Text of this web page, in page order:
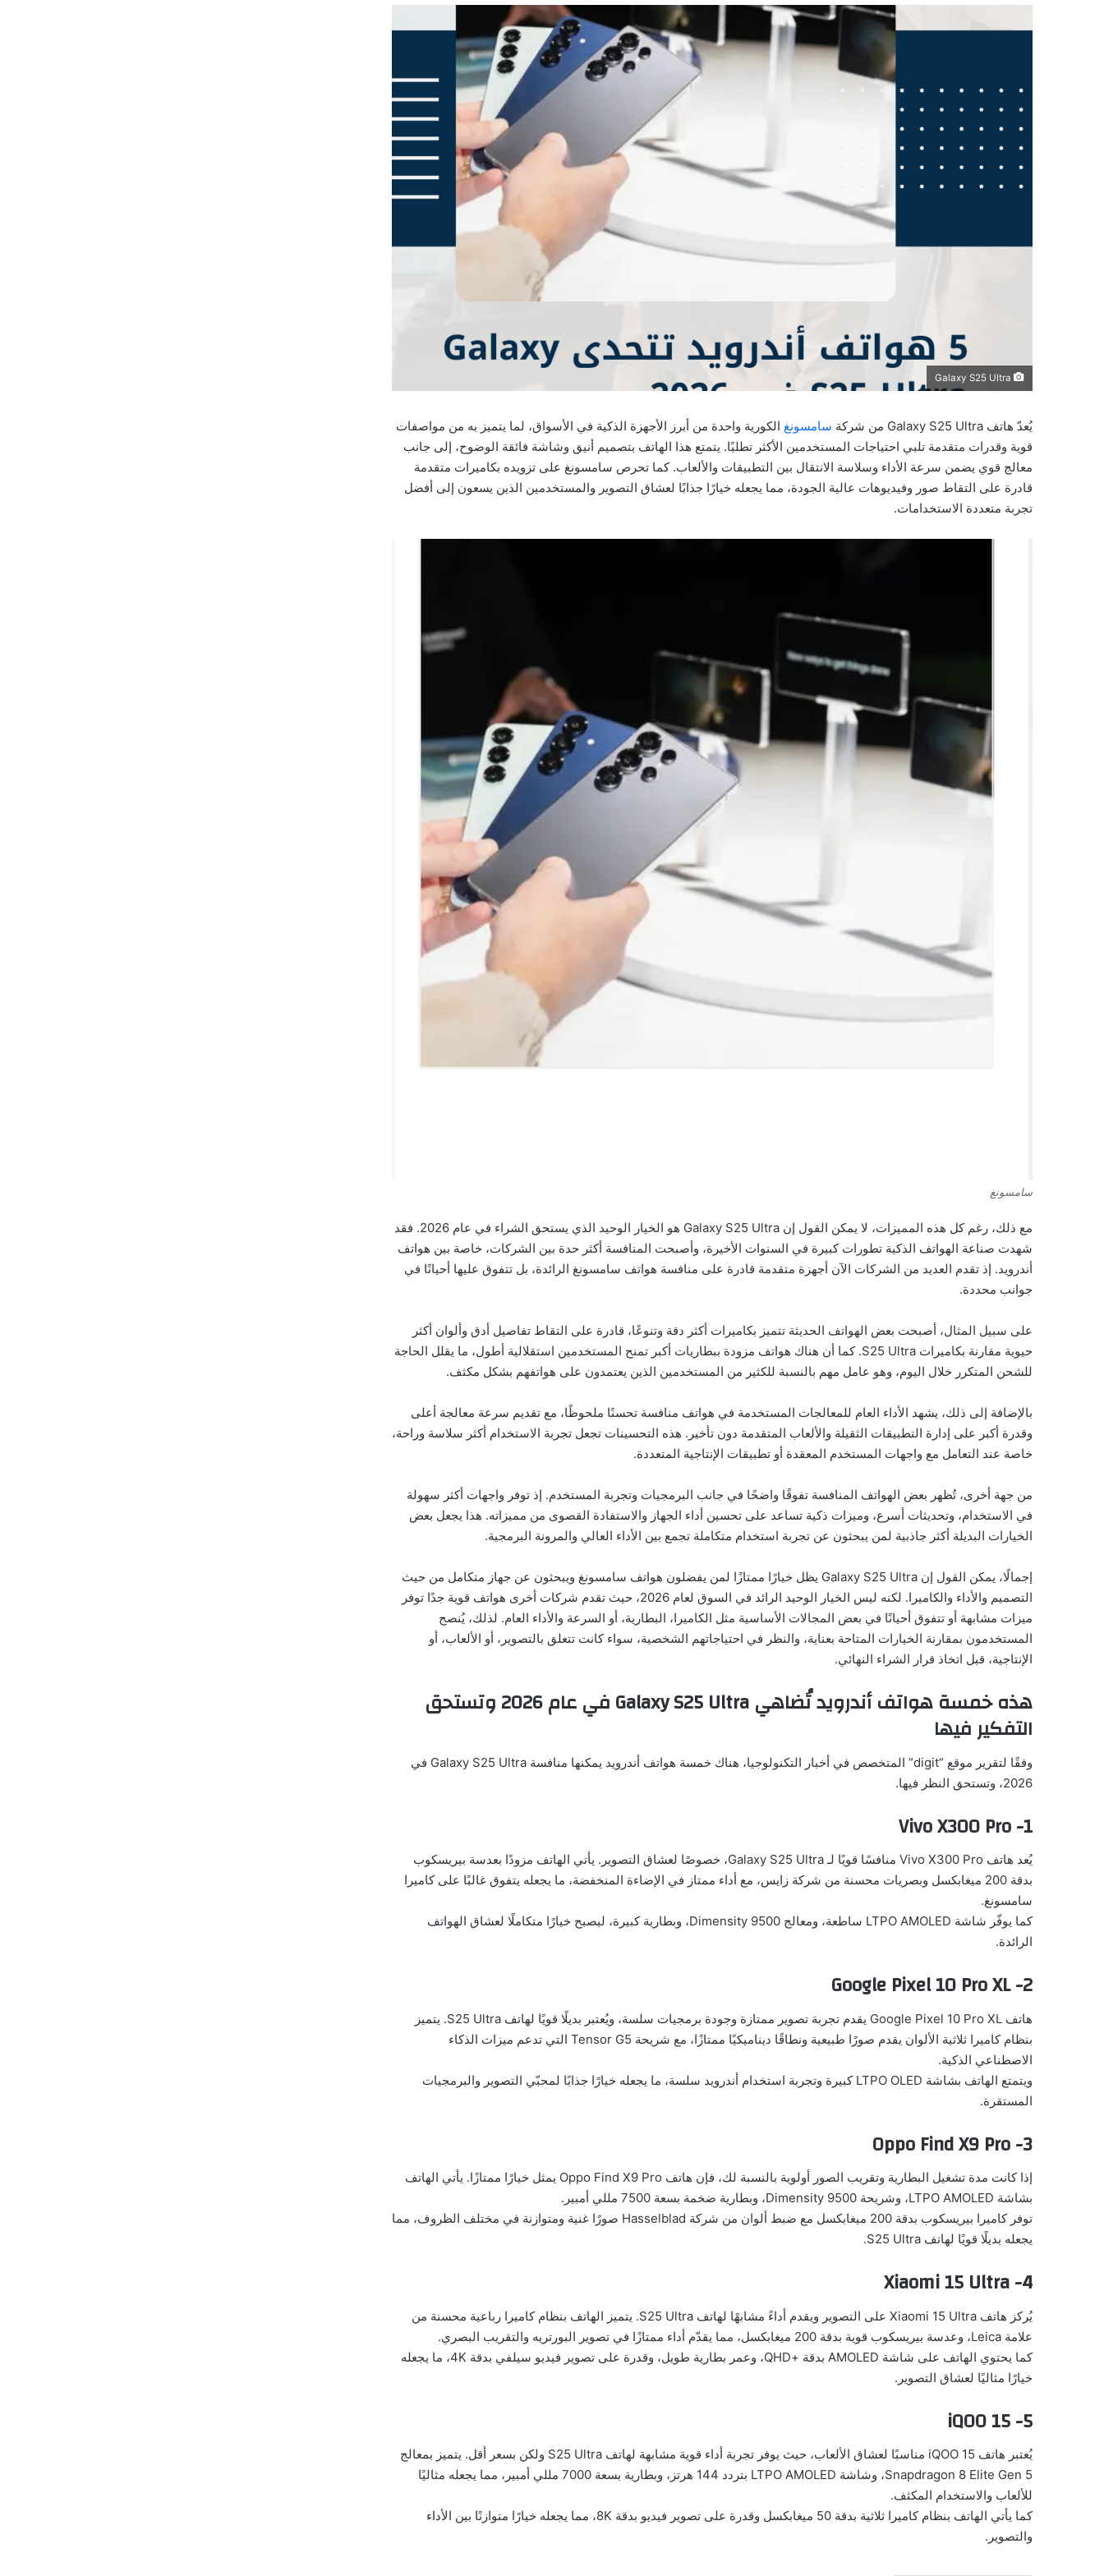
يُعدّ هاتف Galaxy S25 Ultra من شركة سامسونغ الكورية واحدة من أبرز الأجهزة الذكية في الأسواق، لما يتميز به من مواصفات
قوية وقدرات متقدمة تلبي احتياجات المستخدمين الأكثر تطلبًا. يتمتع هذا الهاتف بتصميم أنيق وشاشة فائقة الوضوح، إلى جانب
معالج قوي يضمن سرعة الأداء وسلاسة الانتقال بين التطبيقات والألعاب. كما تحرص سامسونغ على تزويده بكاميرات متقدمة
قادرة على التقاط صور وفيديوهات عالية الجودة، مما يجعله خيارًا جذابًا لعشاق التصوير والمستخدمين الذين يسعون إلى أفضل
تجربة متعددة الاستخدامات.
سامسونغ
مع ذلك، رغم كل هذه المميزات، لا يمكن القول إن Galaxy S25 Ultra هو الخيار الوحيد الذي يستحق الشراء في عام 2026. فقد
شهدت صناعة الهواتف الذكية تطورات كبيرة في السنوات الأخيرة، وأصبحت المنافسة أكثر حدة بين الشركات، خاصة بين هواتف
أندرويد. إذ تقدم العديد من الشركات الآن أجهزة متقدمة قادرة على منافسة هواتف سامسونغ الرائدة، بل تتفوق عليها أحيانًا في
جوانب محددة.
على سبيل المثال، أصبحت بعض الهواتف الحديثة تتميز بكاميرات أكثر دقة وتنوعًا، قادرة على التقاط تفاصيل أدق وألوان أكثر
حيوية مقارنة بكاميرات S25 Ultra. كما أن هناك هواتف مزودة ببطاريات أكبر تمنح المستخدمين استقلالية أطول، ما يقلل الحاجة
للشحن المتكرر خلال اليوم، وهو عامل مهم بالنسبة للكثير من المستخدمين الذين يعتمدون على هواتفهم بشكل مكثف.
بالإضافة إلى ذلك، يشهد الأداء العام للمعالجات المستخدمة في هواتف منافسة تحسنًا ملحوظًا، مع تقديم سرعة معالجة أعلى
وقدرة أكبر على إدارة التطبيقات الثقيلة والألعاب المتقدمة دون تأخير. هذه التحسينات تجعل تجربة الاستخدام أكثر سلاسة وراحة،
خاصة عند التعامل مع واجهات المستخدم المعقدة أو تطبيقات الإنتاجية المتعددة.
من جهة أخرى، تُظهر بعض الهواتف المنافسة تفوقًا واضحًا في جانب البرمجيات وتجربة المستخدم. إذ توفر واجهات أكثر سهولة
في الاستخدام، وتحديثات أسرع، وميزات ذكية تساعد على تحسين أداء الجهاز والاستفادة القصوى من مميزاته. هذا يجعل بعض
الخيارات البديلة أكثر جاذبية لمن يبحثون عن تجربة استخدام متكاملة تجمع بين الأداء العالي والمرونة البرمجية.
إجمالًا، يمكن القول إن Galaxy S25 Ultra يظل خيارًا ممتازًا لمن يفضلون هواتف سامسونغ ويبحثون عن جهاز متكامل من حيث
التصميم والأداء والكاميرا. لكنه ليس الخيار الوحيد الرائد في السوق لعام 2026، حيث تقدم شركات أخرى هواتف قوية جدًا توفر
ميزات مشابهة أو تتفوق أحيانًا في بعض المجالات الأساسية مثل الكاميرا، البطارية، أو السرعة والأداء العام. لذلك، يُنصح
المستخدمون بمقارنة الخيارات المتاحة بعناية، والنظر في احتياجاتهم الشخصية، سواء كانت تتعلق بالتصوير، أو الألعاب، أو
الإنتاجية، قبل اتخاذ قرار الشراء النهائي.
هذه خمسة هواتف أندرويد تُضاهي Galaxy S25 Ultra في عام 2026 وتستحق
التفكير فيها
وفقًا لتقرير موقع “digit” المتخصص في أخبار التكنولوجيا، هناك خمسة هواتف أندرويد يمكنها منافسة Galaxy S25 Ultra في
2026، وتستحق النظر فيها.
1- Vivo X300 Pro
يُعد هاتف Vivo X300 Pro منافسًا قويًا لـ Galaxy S25 Ultra، خصوصًا لعشاق التصوير. يأتي الهاتف مزودًا بعدسة بيريسكوب
بدقة 200 ميغابكسل وبصريات محسنة من شركة زايس، مع أداء ممتاز في الإضاءة المنخفضة، ما يجعله يتفوق غالبًا على كاميرا
سامسونغ.
كما يوفّر شاشة LTPO AMOLED ساطعة، ومعالج Dimensity 9500، وبطارية كبيرة، ليصبح خيارًا متكاملًا لعشاق الهواتف
الرائدة.
2- Google Pixel 10 Pro XL
هاتف Google Pixel 10 Pro XL يقدم تجربة تصوير ممتازة وجودة برمجيات سلسة، ويُعتبر بديلًا قويًا لهاتف S25 Ultra. يتميز
بنظام كاميرا ثلاثية الألوان يقدم صورًا طبيعية ونطاقًا ديناميكيًا ممتازًا، مع شريحة Tensor G5 التي تدعم ميزات الذكاء
الاصطناعي الذكية.
ويتمتع الهاتف بشاشة LTPO OLED كبيرة وتجربة استخدام أندرويد سلسة، ما يجعله خيارًا جذابًا لمحبّي التصوير والبرمجيات
المستقرة.
3- Oppo Find X9 Pro
إذا كانت مدة تشغيل البطارية وتقريب الصور أولوية بالنسبة لك، فإن هاتف Oppo Find X9 Pro يمثل خيارًا ممتازًا. يأتي الهاتف
بشاشة LTPO AMOLED، وشريحة Dimensity 9500، وبطارية ضخمة بسعة 7500 مللي أمبير.
توفر كاميرا بيريسكوب بدقة 200 ميغابكسل مع ضبط ألوان من شركة Hasselblad صورًا غنية ومتوازنة في مختلف الظروف، مما
يجعله بديلًا قويًا لهاتف S25 Ultra.
4- Xiaomi 15 Ultra
يُركز هاتف Xiaomi 15 Ultra على التصوير ويقدم أداءً مشابهًا لهاتف S25 Ultra. يتميز الهاتف بنظام كاميرا رباعية محسنة من
علامة Leica، وعدسة بيريسكوب قوية بدقة 200 ميغابكسل، مما يقدّم أداء ممتازًا في تصوير البورتريه والتقريب البصري.
كما يحتوي الهاتف على شاشة AMOLED بدقة +QHD، وعمر بطارية طويل، وقدرة على تصوير فيديو سيلفي بدقة 4K، ما يجعله
خيارًا مثاليًا لعشاق التصوير.
5- iQOO 15
يُعتبر هاتف iQOO 15 مناسبًا لعشاق الألعاب، حيث يوفر تجربة أداء قوية مشابهة لهاتف S25 Ultra ولكن بسعر أقل. يتميز بمعالج
Snapdragon 8 Elite Gen 5، وشاشة LTPO AMOLED بتردد 144 هرتز، وبطارية بسعة 7000 مللي أمبير، مما يجعله مثاليًا
للألعاب والاستخدام المكثف.
كما يأتي الهاتف بنظام كاميرا ثلاثية بدقة 50 ميغابكسل وقدرة على تصوير فيديو بدقة 8K، مما يجعله خيارًا متوازنًا بين الأداء
والتصوير.